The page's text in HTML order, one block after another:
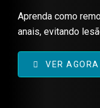
Aprenda como
anais, evitando
VER AGORA